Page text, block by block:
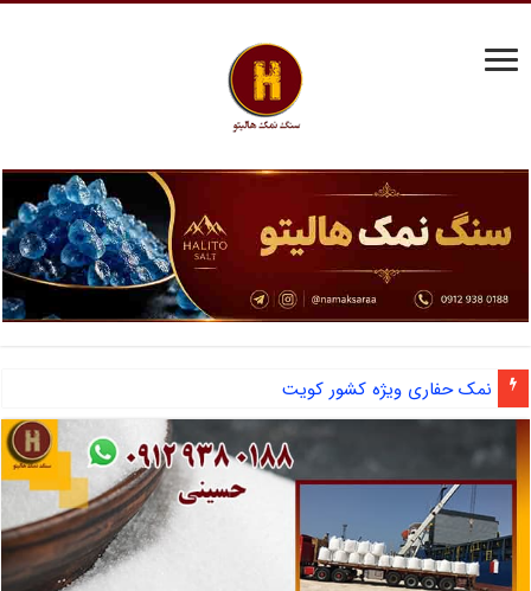
آشنایی با نمک دانه شکری و مزایای صادرات نمک صنعتی